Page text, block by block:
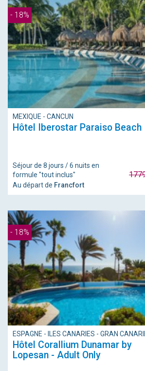
- 18%
MEXIQUE - CANCUN
Hôtel Iberostar Paraiso Beach
Séjour de 8 jours / 6 nuits en
formule "tout inclus"
Au départ de Francfort
- 18%
ESPAGNE - ILES CANARIES - GRAN
Hôtel Corallium Dunamar by
Lopesan - Adult Only